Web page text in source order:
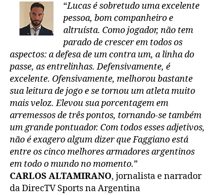
“Lucas é sobretudo uma excelente
pessoa, bom companheiro e
altruísta. Como jogador, não tem
parado de crescer em todos os
aspectos: a defesa de um contra um, a linha do
passe, as entrelinhas. Defensivamente, é
excelente. Ofensivamente, melhorou bastante
sua leitura de jogo e se tornou um atleta muito
mais veloz. Elevou sua porcentagem em
arremessos de três pontos, tornando-se também
um grande pontuador. Com todos esses adjetivos,
não é exagero algum dizer que Faggiano está
entre os cinco melhores armadores argentinos
em todo o mundo no momento.”
CARLOS ALTAMIRANO, jornalista e narrador
da DirecTV Sports na Argentina